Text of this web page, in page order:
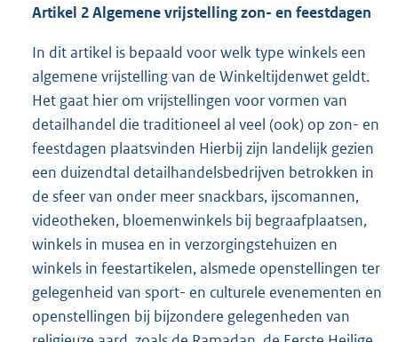
Artikel 2Algemene vrijstelling zon- en feestdagen
In dit artikel is bepaald voor welk type winkels een
algemene vrijstelling van de Winkeltijdenwet geldt.
Het gaat hier om vrijstellingen voor vormen van
detailhandel die traditioneel al veel (ook) op zon- en
feestdagen plaatsvinden Hierbij zijn landelijk gezien
een duizendtal detailhandelsbedrijven betrokken in
de sfeer van onder meer snackbars, ijscomannen,
videotheken, bloemenwinkels bij begraafplaatsen,
winkels in musea en in verzorgingstehuizen en
winkels in feestartikelen, alsmede openstellingen ter
gelegenheid van sport- en culturele evenementen en
openstellingen bij bijzondere gelegenheden van